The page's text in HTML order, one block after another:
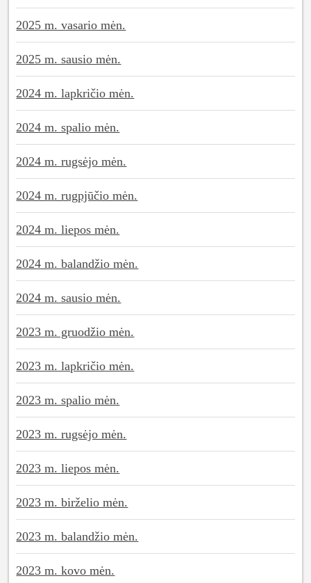
2025 m. vasario mėn.
2025 m. sausio mėn.
2024 m. lapkričio mėn.
2024 m. spalio mėn.
2024 m. rugsėjo mėn.
2024 m. rugpjūčio mėn.
2024 m. liepos mėn.
2024 m. balandžio mėn.
2024 m. sausio mėn.
2023 m. gruodžio mėn.
2023 m. lapkričio mėn.
2023 m. spalio mėn.
2023 m. rugsėjo mėn.
2023 m. liepos mėn.
2023 m. birželio mėn.
2023 m. balandžio mėn.
2023 m. kovo mėn.